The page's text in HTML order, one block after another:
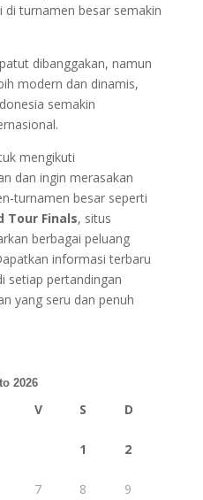
di turnamen besar semakin
dibanggakan, namun
modern dan dinamis,
semakin
mengikuti
dan ingin merasakan
turnamen besar seperti
Tour Finals, situs
berbagai peluang
informasi terbaru
setiap pertandingan
yang seru dan penuh
2026
V S D
1 2
7 8 9